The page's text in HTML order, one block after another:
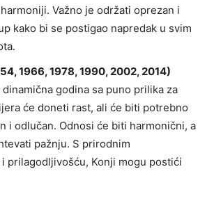
Važno je održati oprezan i
kako bi se postigao napredak u svim
1966, 1978, 1990, 2002, 2014)
godina sa puno prilika za
će doneti rast, ali će biti potrebno
i odlučan. Odnosi će biti harmonični, a
pažnju. S prirodnim
prilagodljivošću, Konji mogu postići